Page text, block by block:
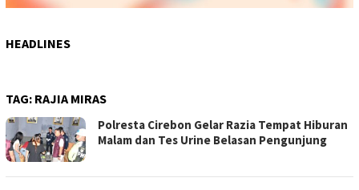
HEADLINES
TAG: RAJIA MIRAS
Polresta Cirebon Gelar Razia Tempat Hiburan
Malam dan Tes Urine Belasan Pengunjung